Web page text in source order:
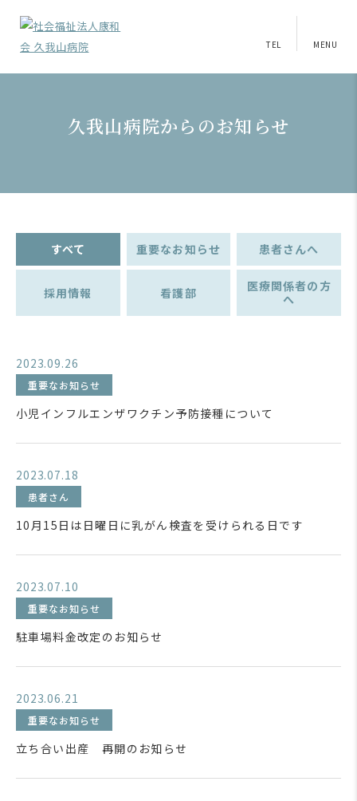
TEL MENU
久我山病院からのお知らせ
すべて 重要なお知らせ 患者さんへ
採用情報 看護部
医療関係者の方
へ
2023.09.26
重要なお知らせ
小児インフルエンザワクチン予防接種について
2023.07.18
患者さん
10月15日は日曜日に乳がん検査を受けられる日です
2023.07.10
重要なお知らせ
駐車場料金改定のお知らせ
2023.06.21
重要なお知らせ
立ち合い出産 再開のお知らせ